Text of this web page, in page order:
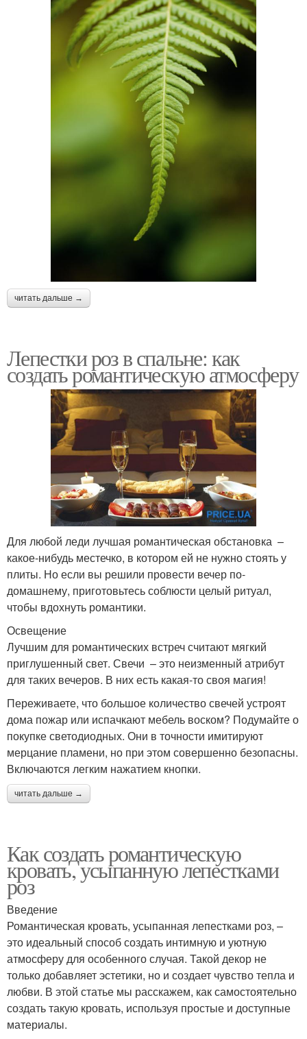
читать дальше →
Лепестки роз в спальне: как
создать романтическую атмосферу
Для любой леди лучшая романтическая обстановка –
какое-нибудь местечко, в котором ей не нужно стоять у
плиты. Но если вы решили провести вечер по-
домашнему, приготовьтесь соблюсти целый ритуал,
чтобы вдохнуть романтики.
Освещение
Лучшим для романтических встреч считают мягкий
приглушенный свет. Свечи – это неизменный атрибут
для таких вечеров. В них есть какая-то своя магия!
Переживаете, что большое количество свечей устроят
дома пожар или испачкают мебель воском? Подумайте о
покупке светодиодных. Они в точности имитируют
мерцание пламени, но при этом совершенно безопасны.
Включаются легким нажатием кнопки.
читать дальше →
Как создать романтическую
кровать, усыпанную лепестками
роз
Введение
Романтическая кровать, усыпанная лепестками роз, –
это идеальный способ создать интимную и уютную
атмосферу для особенного случая. Такой декор не
только добавляет эстетики, но и создает чувство тепла и
любви. В этой статье мы расскажем, как самостоятельно
создать такую кровать, используя простые и доступные
материалы.